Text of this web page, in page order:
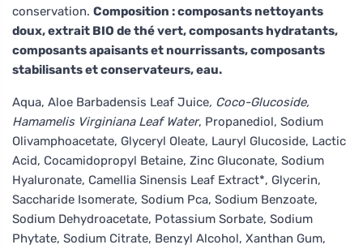
conservation. Composition : composants nettoyants
doux, extrait BIO de thé vert, composants hydratants,
composants apaisants et nourrissants, composants
stabilisants et conservateurs, eau.
Aqua, Aloe Barbadensis Leaf Juice, Coco-Glucoside,
Hamamelis Virginiana Leaf Water, Propanediol, Sodium
Olivamphoacetate, Glyceryl Oleate, Lauryl Glucoside, Lactic
Acid, Cocamidopropyl Betaine, Zinc Gluconate, Sodium
Hyaluronate, Camellia Sinensis Leaf Extract*, Glycerin,
Saccharide Isomerate, Sodium Pca, Sodium Benzoate,
Sodium Dehydroacetate, Potassium Sorbate, Sodium
Phytate, Sodium Citrate, Benzyl Alcohol, Xanthan Gum,